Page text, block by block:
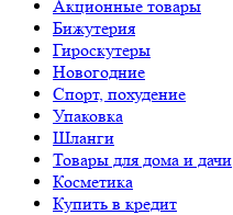
Акционные товары
Бижутерия
Гироскутеры
Новогодние
Спорт, похудение
Упаковка
Шланги
Товары для дома и дачи
Косметика
Купить в кредит